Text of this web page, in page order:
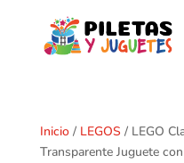
Inicio/ LEGOS / LEGO
Transparente Juguete